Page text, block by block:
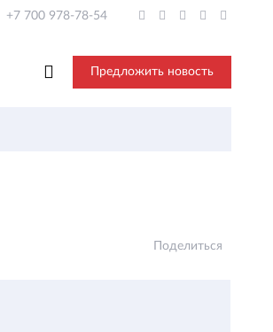
+7 700 978-78-54
Предложить новость
Поделиться